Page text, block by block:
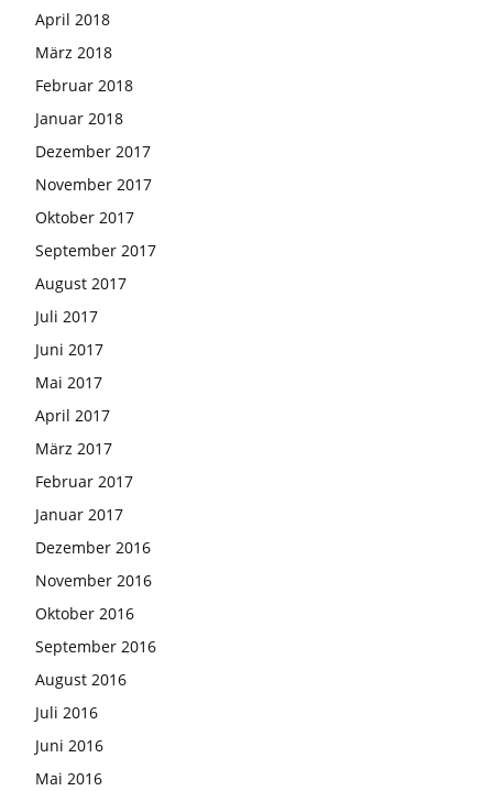
April 2018
März 2018
Februar 2018
Januar 2018
Dezember 2017
November 2017
Oktober 2017
September 2017
August 2017
Juli 2017
Juni 2017
Mai 2017
April 2017
März 2017
Februar 2017
Januar 2017
Dezember 2016
November 2016
Oktober 2016
September 2016
August 2016
Juli 2016
Juni 2016
Mai 2016